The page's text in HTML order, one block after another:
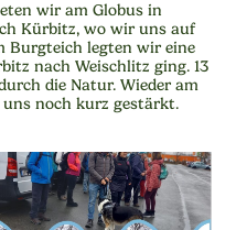
wir am Globus in
Kürbitz, wo wir uns auf
Burgteich legten wir eine
nach Weischlitz ging. 13
die Natur. Wieder am
noch kurz gestärkt.